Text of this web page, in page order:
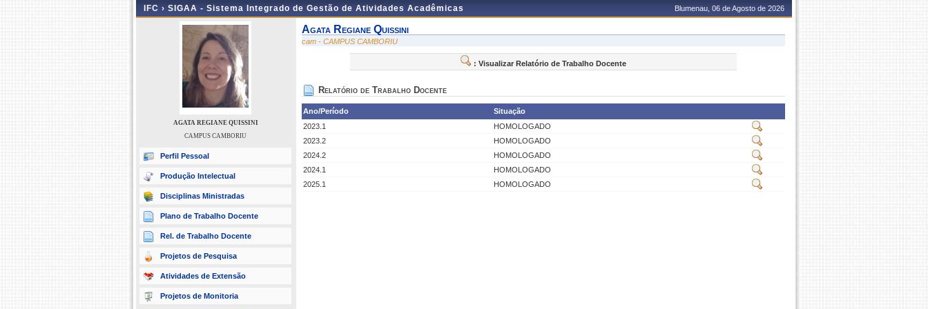
IFC › SIGAA - Sistema Integrado de Gestão de Atividades Acadêmicas Blumenau, 06 de Agosto de 2026
AGATA REGIANE QUISSINI
CAMPUS CAMBORIU
Perfil Pessoal
Produção Intelectual
Disciplinas Ministradas
Plano de Trabalho Docente
Rel. de Trabalho Docente
Projetos de Pesquisa
Atividades de Extensão
Projetos de Monitoria
Agata Regiane Quissini
cam - CAMPUS CAMBORIU
: Visualizar Relatório de Trabalho Docente
Relatório de Trabalho Docente
Ano/Período
Situação
2023.1
HOMOLOGADO
2023.2
HOMOLOGADO
2024.2
HOMOLOGADO
2024.1
HOMOLOGADO
2025.1
HOMOLOGADO